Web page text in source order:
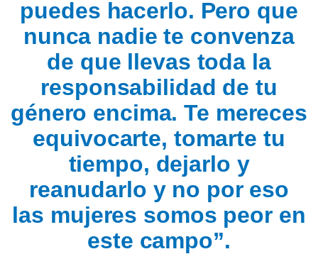
puedes hacerlo. Pero que
nunca nadie te convenza
de que llevas toda la
responsabilidad de tu
género encima. Te mereces
equivocarte, tomarte tu
tiempo, dejarlo y
reanudarlo y no por eso
las mujeres somos peor en
este campo”.